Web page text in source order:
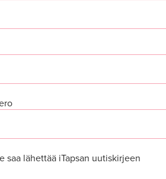
saa lähettää iTapsan uutiskirjeen